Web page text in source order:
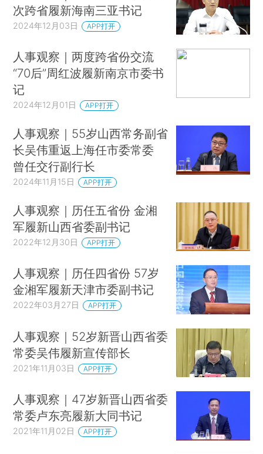
次跨省履新海南三亚书记
2024年12月03日 APP打开
人事观察｜两度跨省份交流
“70后”周红波履新南京市委书
记
2024年12月01日 APP打开
人事观察｜55岁山西常务副省
长吴伟重返上海任市委常委
曾任交行副行长
2024年11月15日 APP打开
人事观察｜历任五省份 金湘
军履新山西省委副书记
2022年12月30日 APP打开
人事观察｜历任四省份 57岁
金湘军履新天津市委副书记
2022年03月27日 APP打开
人事观察｜52岁新晋山西省委
常委吴伟履新宣传部长
2021年11月03日 APP打开
人事观察｜47岁新晋山西省委
常委卢东亮履新大同书记
2021年11月02日 APP打开